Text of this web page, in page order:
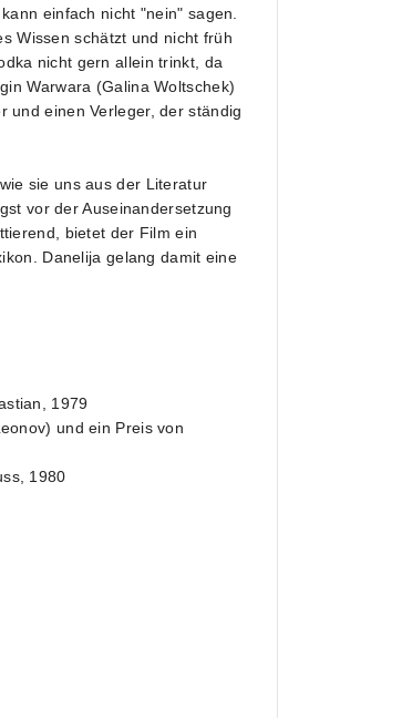
einfach nicht "nein" sagen.
Wissen schätzt und nicht früh
nicht gern allein trinkt, da
Warwara (Galina Woltschek)
und einen Verleger, der ständig
sie uns aus der Literatur
vor der Auseinandersetzung
bietet der Film ein
Danelija gelang damit eine
1979
und ein Preis von
1980